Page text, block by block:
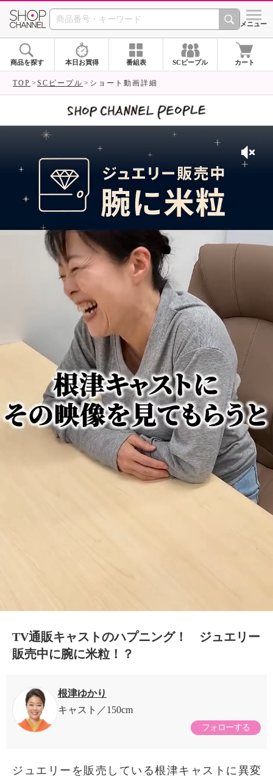
SHOP CHANNEL シメニュー
商品を探す 本日お買得 番組表 SCピープル カート
TOP SCピープル ショート動画詳細
TV通販キャストのハプニング！ ジュエリー
販売中に腕に米粒！？
根津ゆかり
キャスト
150cm
フォローする
ジュエリーを販売している根津キャストに異変